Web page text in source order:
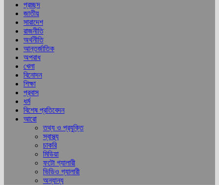
প্রচ্ছদ
জাতীয়
সারাদেশ
রাজনীতি
অর্থনীতি
আন্তর্জাতিক
অপরাধ
খেলা
বিনোদন
শিক্ষা
প্রবাস
ধর্ম
বিশেষ প্রতিবেদন
আরো
তথ্য ও প্রযুক্তি
স্বাস্থ্য
চাকরি
মিডিয়া
ফটো গ্যালারী
ভিডিও গ্যালারী
অন্যান্য